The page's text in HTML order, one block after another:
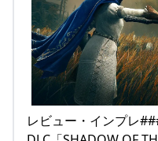
レビュー・インプレ